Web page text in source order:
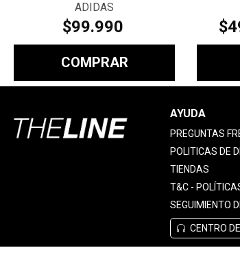
ADIDAS
$99.990
COMPRAR
$
AYUDA
PREGUNTAS
POLITICAS DE
TIENDAS
T&C -
SEGUIMIENTO
CENTRO